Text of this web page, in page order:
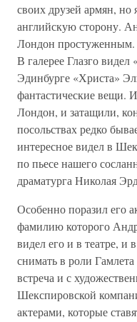
своих друзей армян, но
английскую сторону.
Лондон простуженным.
В галерее Глазго
Эдинбурге «Христа»
фантастические вещи.
Лондон, и затащили,
посольствах редко
интересное видел в
по пьесе нашего
драматурга Николая
Особенно поразил его
фамилию которого
видел его и в театре, и
снимать в роли
встреча и с
Шекспировской
актерами, которые